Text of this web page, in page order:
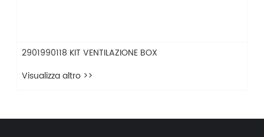
2901990118 KIT VENTILAZIONE BOX
Visualizza altro >>